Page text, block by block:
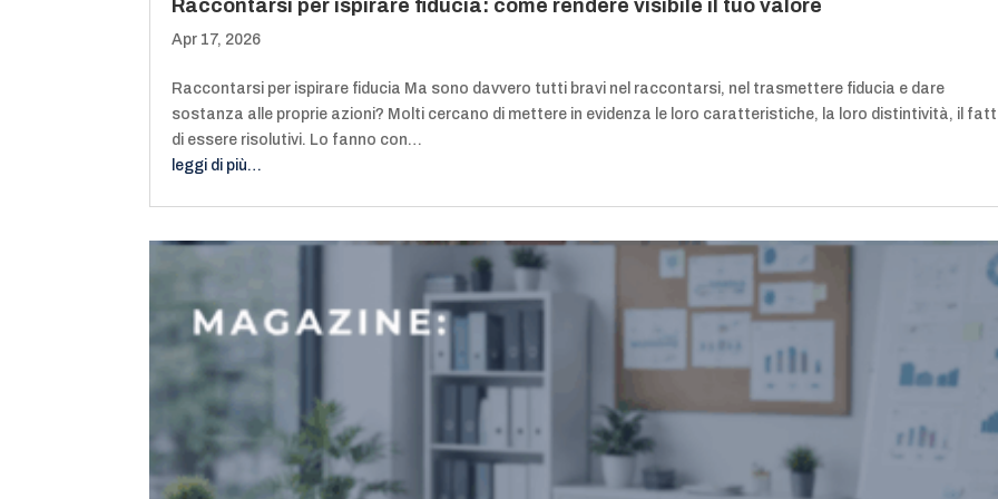
Raccontarsi per ispirare fiducia: come rendere visibile il tuo valore
Apr 17, 2026
Raccontarsi per ispirare fiducia Ma sono davvero tutti bravi nel raccontarsi, nel trasmettere fiducia e dare
sostanza alle proprie azioni? Molti cercano di mettere in evidenza le loro caratteristiche, la loro distintività, il
di essere risolutivi. Lo fanno con…
leggi di più…